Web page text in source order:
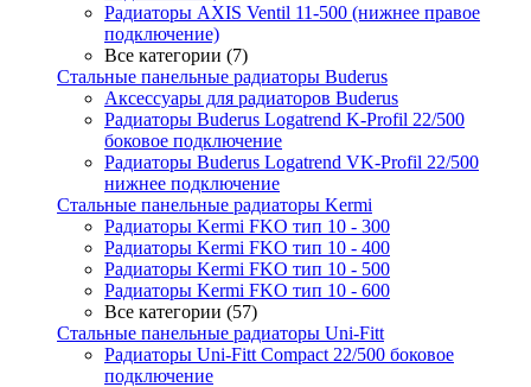
Радиаторы AXIS Ventil 11-500 (нижнее правое
подключение)
Все категории (7)
Стальные панельные радиаторы Buderus
Аксессуары для радиаторов Buderus
Радиаторы Buderus Logatrend K-Profil 22/500
боковое подключение
Радиаторы Buderus Logatrend VK-Profil 22/500
нижнее подключение
Стальные панельные радиаторы Kermi
Радиаторы Kermi FKO тип 10 - 300
Радиаторы Kermi FKO тип 10 - 400
Радиаторы Kermi FKO тип 10 - 500
Радиаторы Kermi FKO тип 10 - 600
Все категории (57)
Стальные панельные радиаторы Uni-Fitt
Радиаторы Uni-Fitt Compact 22/500 боковое
подключение